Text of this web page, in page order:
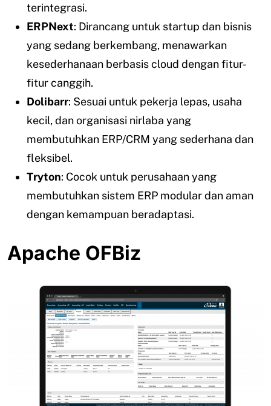
terintegrasi.
ERPNext: Dirancang untuk startup dan bisnis
yang sedang berkembang, menawarkan
kesederhanaan berbasis cloud dengan fitur-
fitur canggih.
Dolibarr: Sesuai untuk pekerja lepas, usaha
kecil, dan organisasi nirlaba yang
membutuhkan ERP/CRM yang sederhana dan
fleksibel.
Tryton: Cocok untuk perusahaan yang
membutuhkan sistem ERP modular dan aman
dengan kemampuan beradaptasi.
Apache OFBiz